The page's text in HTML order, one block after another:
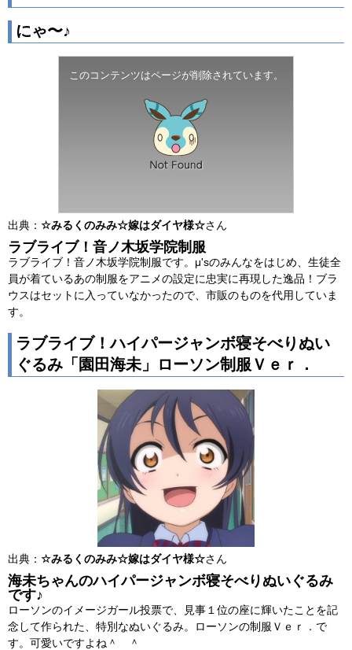
にゃ〜♪
このコンテンツはページが削除されています。
出典： ☆みるくのみみ☆嫁はダイヤ様☆さん
ラブライブ！音ノ木坂学院制服
ラブライブ！音ノ木坂学院制服です。μ'sのみんなをはじめ、生徒全
員が着ているあの制服をアニメの設定に忠実に再現した逸品！ブラ
ウスはセットに入っていなかったので、市販のものを代用していま
す。
ラブライブ！ハイパージャンボ寝そべりぬい
ぐるみ「園田海未」ローソン制服Ｖｅｒ．
出典： ☆みるくのみみ☆嫁はダイヤ様☆さん
海未ちゃんのハイパージャンボ寝そべりぬいぐるみ
です♪
ローソンのイメージガール投票で、見事１位の座に輝いたことを記
念して作られた、特別なぬいぐるみ。ローソンの制服Ｖｅｒ．で
す。可愛いですよね＾ ＾